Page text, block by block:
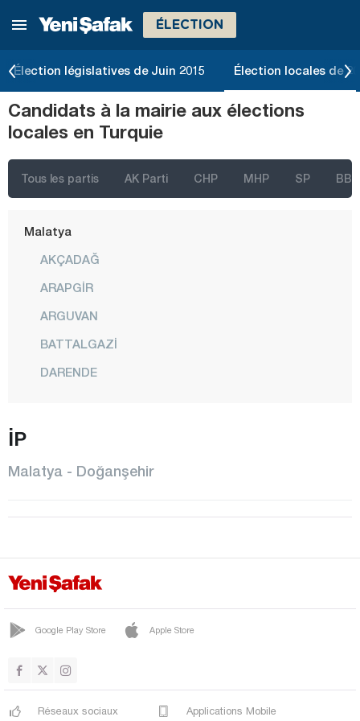
ÉLECTION
Élection législatives de Juin 2015 Élection locales de
Candidats à la mairie aux élections
locales en Turquie
Tous les partis AK Parti CHP MHP SP BBP
Kilis
Kırşehir
Kocaeli
Kütahya
Malatya
AKÇADAĞ
ARAPGİR
ARGUVAN
BATTALGAZİ
DARENDE
HEKİMHAN
KULUNCAK
YAZIHAN
Manisa
Mersin
Muğla
İP
Malatya - Doğanşehir
Google Play Store Apple Store
Réseaux sociaux Applications Mobile